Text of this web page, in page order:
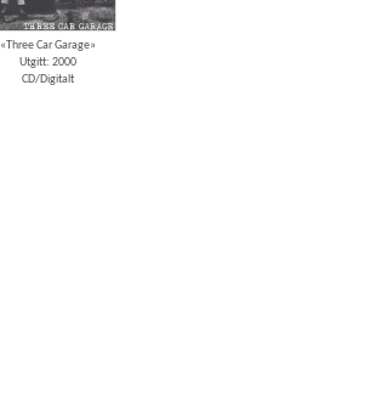
«Three Car Garage»
Utgitt: 2000
CD/Digitalt